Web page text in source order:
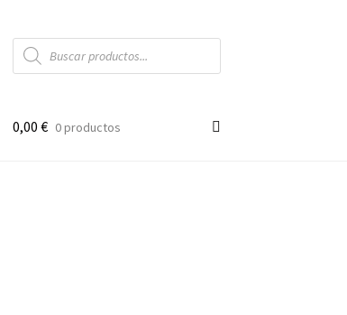
Búsqueda
de
productos
0,00 € 0 productos